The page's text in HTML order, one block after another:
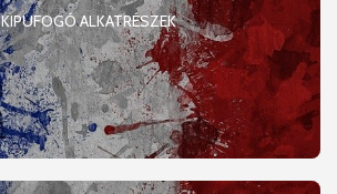
KIPUFOGÓ ALKATRÉSZEK